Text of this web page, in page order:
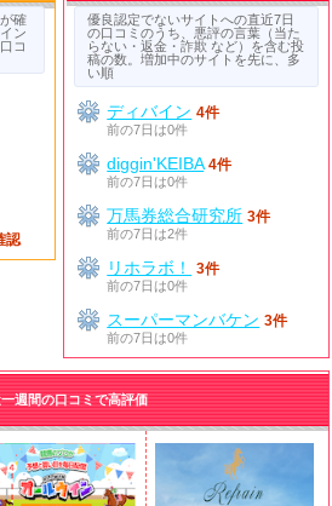
優良認定でないサイトへの直近7日
の口コミのうち、悪評の言葉（当た
らない・返金・詐欺 など）を含む投
稿の数。増加中のサイトを先に、多
い順
ディバイン 4件
前の7日は0件
diggin'KEIBA 4件
前の7日は0件
万馬券総合研究所 3件
前の7日は2件
リホラボ！
3件
前の7日は0件
スーパーマンバケン 3件
前の7日は0件
確
ン
コ
認
週間の口コミで高評価